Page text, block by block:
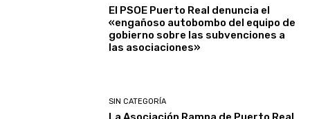
El PSOE Puerto Real denuncia el
«engañoso autobombo del equipo de
gobierno sobre las subvenciones a
las asociaciones»
SIN CATEGORÍA